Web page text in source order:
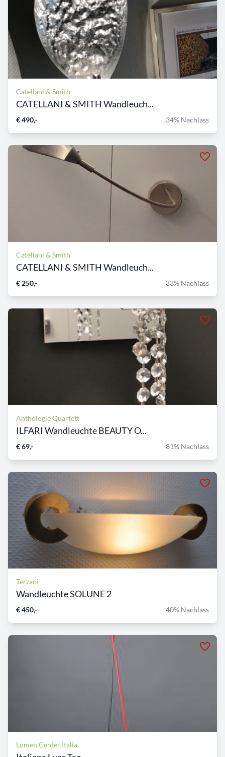
Catellani & Smith
CATELLANI & SMITH Wandleuch...
€ 490,- 34% Nachlass
Catellani & Smith
CATELLANI & SMITH Wandleuch...
€ 250,- 33% Nachlass
Anthologie Quartett
ILFARI Wandleuchte BEAUTY O...
€ 69,- 81% Nachlass
Terzani
Wandleuchte SOLUNE 2
€ 450,- 40% Nachlass
Lumen Center Italia